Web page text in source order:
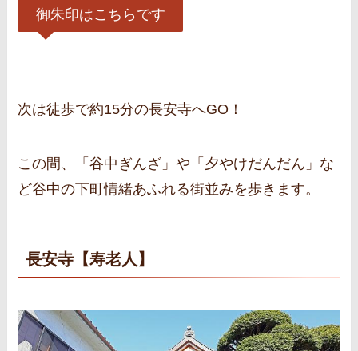
御朱印はこちらです
次は徒歩で約15分の長安寺へGO！
この間、「谷中ぎんざ」や「夕やけだんだん」な
ど谷中の下町情緒あふれる街並みを歩きます。
長安寺【寿老人】